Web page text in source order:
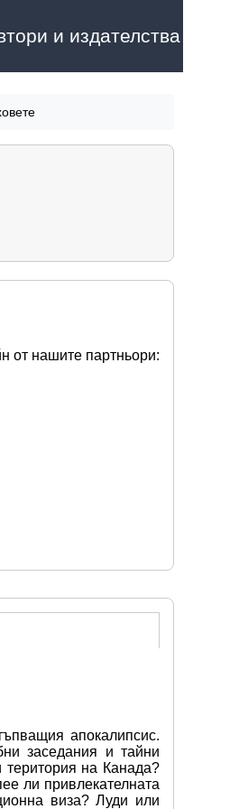
и издателства
от нашите партньори:
апокалипсис.
заседания и тайни
на Канада?
ли привлекателната
виза? Луди или